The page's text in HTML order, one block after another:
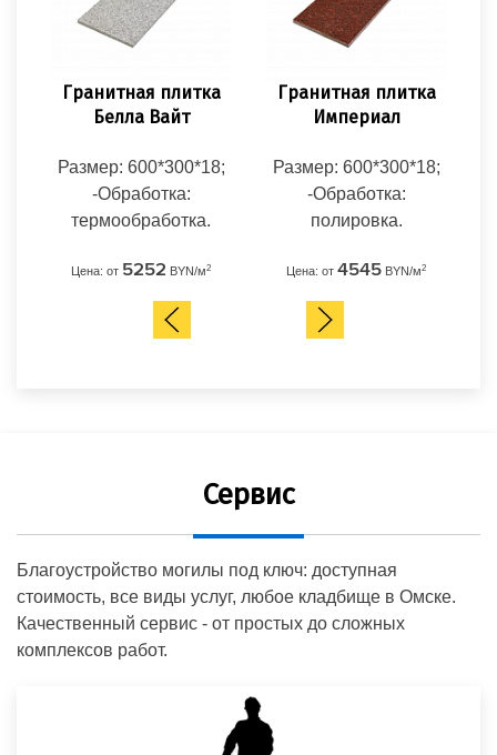
Гранитная плитка
Империал
Размер: 600*300*18;
-Обработка:
полировка.
Цена: от 4545 BYN/м2
Гранитная плитка
Белла Вайт
Размер: 600*300*18;
-Обработка:
термообработка.
Цена: от 5252 BYN/м2
Сервис
Благоустройство могилы под ключ: доступная
стоимость, все виды услуг, любое кладбище в Омске.
Качественный сервис - от простых до сложных
комплексов работ.